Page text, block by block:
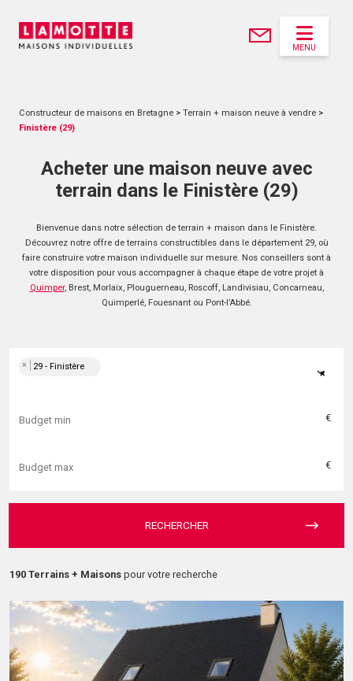
MENU
Constructeur de maisons en Bretagne > Terrain + maison neuve à vendre >
Finistère (29)
Acheter une maison neuve avec
terrain dans le Finistère (29)
Bienvenue dans notre sélection de terrain + maison dans le Finistère.
Découvrez notre offre de terrains constructibles dans le département 29, où
faire construire votre maison individuelle sur mesure. Nos conseillers sont à
votre disposition pour vous accompagner à chaque étape de votre projet à
Quimper, Brest, Morlaix, Plouguerneau, Roscoff, Landivisiau, Concarneau,
Quimperlé, Fouesnant ou Pont-l’Abbé.
×
× 29 - Finistère
€
€
RECHERCHER
190 Terrains + Maisons pour votre recherche